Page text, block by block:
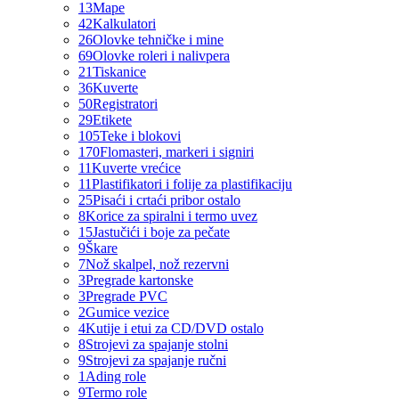
13Mape
42Kalkulatori
26Olovke tehničke i mine
69Olovke roleri i nalivpera
21Tiskanice
36Kuverte
50Registratori
29Etikete
105Teke i blokovi
170Flomasteri, markeri i signiri
11Kuverte vrećice
11Plastifikatori i folije za plastifikaciju
25Pisaći i crtaći pribor ostalo
8Korice za spiralni i termo uvez
15Jastučići i boje za pečate
9Škare
7Nož skalpel, nož rezervni
3Pregrade kartonske
3Pregrade PVC
2Gumice vezice
4Kutije i etui za CD/DVD ostalo
8Strojevi za spajanje stolni
9Strojevi za spajanje ručni
1 Ading role
9Termo role